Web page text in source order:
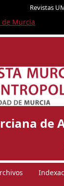
Revistas
de